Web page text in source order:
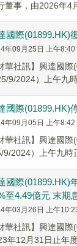
董事，由2026年4
國際(01899.HK)
年09月25日 上午8:40
華社訊】興達國
9/2024）上午九
國際(01899.HK)
年09月05日 上午8:42
華社訊】興達國
9/2024）上午九時
國際(01899.HK)
至4.49億元 末期
年03月26日 上午
華社訊】興達國
年12月31日止年